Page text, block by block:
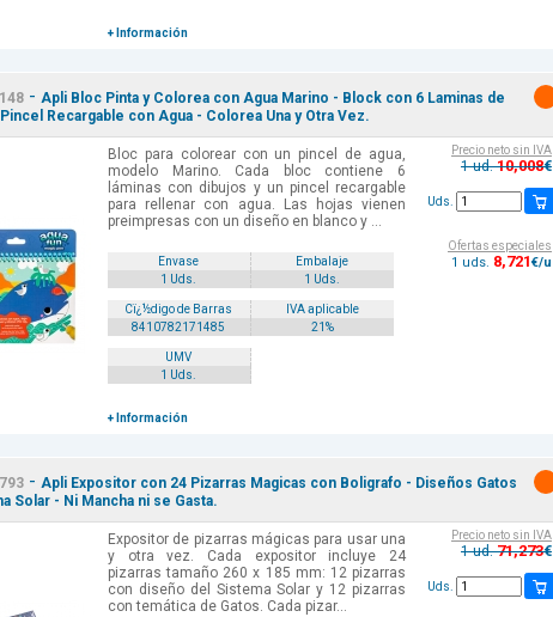
+ Información
- Apli Bloc Pinta y Colorea con Agua Marino - Block con 6 Laminas de
Recargable con Agua - Colorea Una y Otra Vez.
Bloc para colorear con un pincel de agua,
modelo Marino. Cada bloc contiene 6
láminas con dibujos y un pincel recargable
para rellenar con agua. Las hojas vienen
preimpresas con un diseño en blanco y ...
Envase
Embalaje
1 Uds.
1 Uds.
Cï¿½digo de Barras
IVA aplicable
8410782171485
21%
UMV
1 Uds.
+ Información
Precio neto sin IVA
1 ud.10,008€
Uds.
Ofertas especiales
1 uds. 8,721€/u
- Apli Expositor con 24 Pizarras Magicas con Boligrafo - Diseños Gatos
Solar - Ni Mancha ni se Gasta.
Expositor de pizarras mágicas para usar una
y otra vez. Cada expositor incluye 24
pizarras tamaño 260 x 185 mm: 12 pizarras
con diseño del Sistema Solar y 12 pizarras
con temática de Gatos. Cada pizar...
Precio neto sin IVA
1 ud.71,273€
Uds.